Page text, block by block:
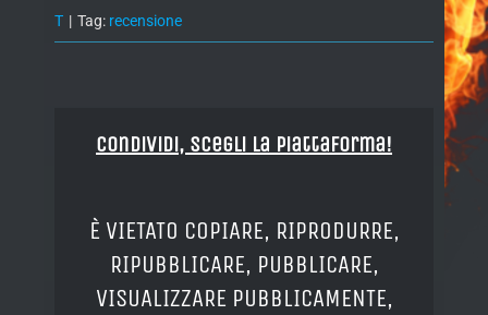
T | Tag: recensione
Condividi, Scegli la piattaforma!
È VIETATO COPIARE, RIPRODURRE,
RIPUBBLICARE, PUBBLICARE,
VISUALIZZARE PUBBLICAMENTE,